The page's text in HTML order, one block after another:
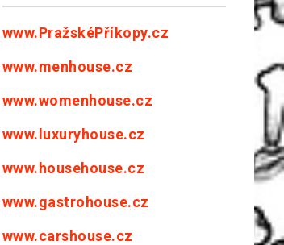
www.PražskéPříkopy.cz
www.menhouse.cz
www.womenhouse.cz
www.luxuryhouse.cz
www.househouse.cz
www.gastrohouse.cz
www.carshouse.cz